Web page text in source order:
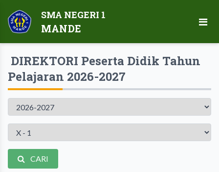
SMA NEGERI 1
MANDE
DIREKTORI Peserta Didik Tahun
Pelajaran 2026-2027
Tahun
Pelajaran
Kelas
CARI